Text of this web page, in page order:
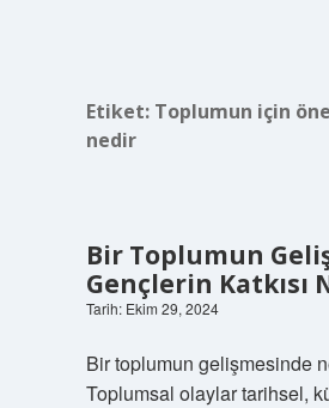
Etiket: Toplumun için
nedir
Bir Toplumun
Gençlerin Katkısı
Tarih: Ekim 29, 2024
Bir toplumun gelişmesinde
Toplumsal olaylar tarihsel,